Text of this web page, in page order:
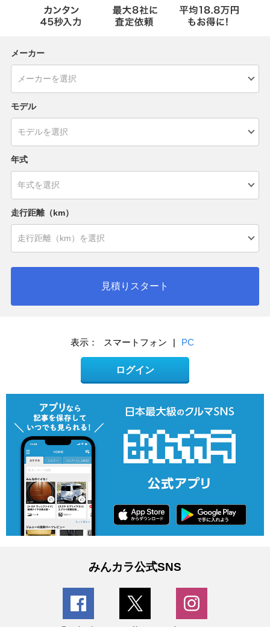
メーカー
モデル
年式
走行距離（km）
見積りスタート
表示： スマートフォン PC
ログイン
みんカラ公式SNS